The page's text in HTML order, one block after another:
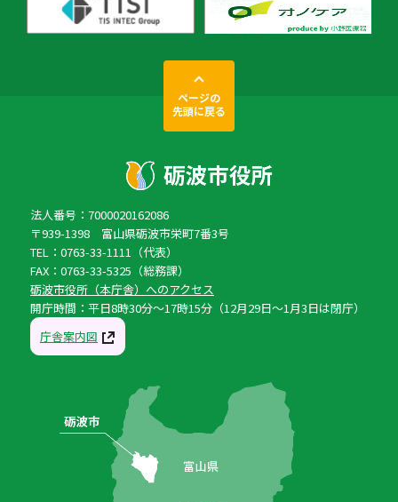
ページの
先頭に戻る
法人番号：7000020162086
〒939-1398 富山県砺波市栄町7番3号
TEL：0763-33-1111（代表）
FAX：0763-33-5325（総務課）
砺波市役所（本庁舎）へのアクセス
開庁時間：平日8時30分〜17時15分（12月29日〜1月3日は閉庁）
庁舎案内図